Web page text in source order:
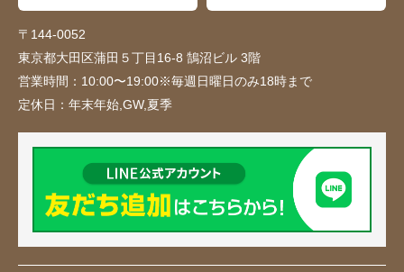
〒144-0052
東京都大田区蒲田５丁目16-8 鵠沼ビル 3階
営業時間： 10:00〜19:00※毎週日曜日のみ18時まで
定休日： 年末年始,GW,夏季